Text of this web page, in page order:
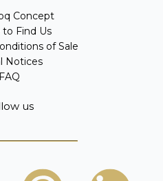
Concept
Find Us
of Sale
Notices
FAQ
us